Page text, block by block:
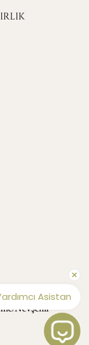
Nevşehir
Asistan